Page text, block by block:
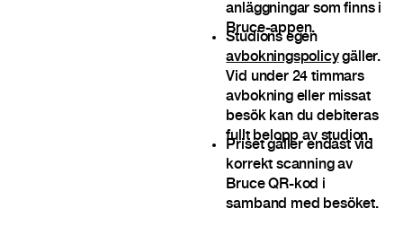
anläggningar som finns i
Bruce-appen.
Studions egen
avbokningspolicygäller.
Vid under 24 timmars
avbokning eller missat
besök kan du debiteras
fullt belopp av studion.
Priset gäller endast vid
korrekt scanning av
Bruce QR-kod i
samband med besöket.